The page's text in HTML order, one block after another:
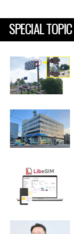
SPECIAL TOPIC